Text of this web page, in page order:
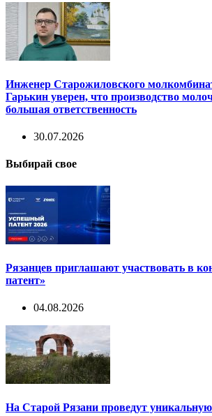
Инженер Старожиловского
Гарькин уверен, что производство
большая ответственность
30.07.2026
Выбирай свое
Рязанцев приглашают участвовать в
патент»
04.08.2026
На Старой Рязани проведут